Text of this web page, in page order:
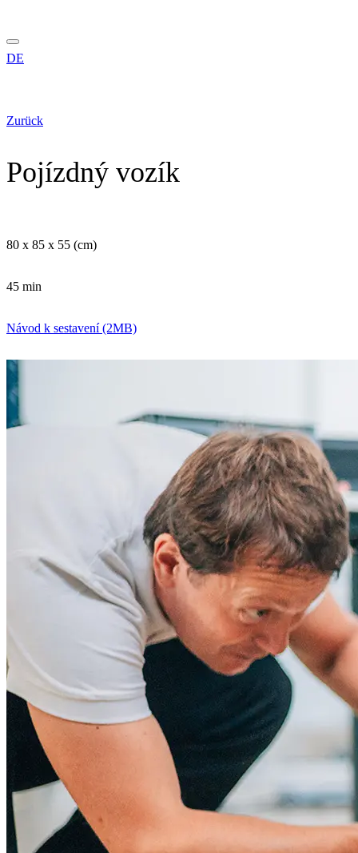
DE
Zurück
Pojízdný vozík
80 x 85 x 55 (cm)
45 min
Návod k sestavení (2MB)